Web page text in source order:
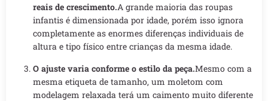
reais de crescimento.A grande maioria das roupas
infantis é dimensionada por idade, porém isso ignora
completamente as enormes diferenças individuais de
altura e tipo físico entre crianças da mesma idade.
O ajuste varia conforme o estilo da peça.Mesmo com a
mesma etiqueta de tamanho, um moletom com
modelagem relaxada terá um caimento muito diferente